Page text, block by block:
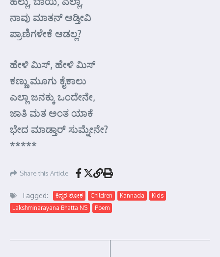
ನಾವು ಮಾತನ್ ಆಡ್ತೀವಿ
ಪ್ರಾಣಿಗಳೇಕೆ ಆಡಲ್ಲ?
ಹೇಳಿ ಮಿಸ್, ಹೇಳಿ ಮಿಸ್
ಕಣ್ಣು ಮೂಗು ಕೈಕಾಲು
ಎಲ್ಲಾ ಜನಕ್ಕು ಒಂದೇನೇ,
ಜಾತಿ ಮತ ಅಂತ ಯಾಕೆ
ಭೇದ ಮಾಡ್ತಾರ್‍ ಸುಮ್ನೇನೇ?
*****
Share this Article
Tagged: ಕಿನ್ನರ ಲೋಕ Children Kannada
Kids
Lakshminarayana Bhatta NS
Poem